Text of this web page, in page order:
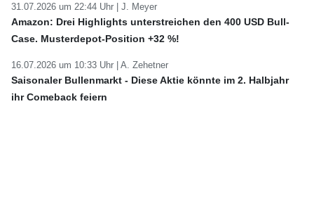
31.07.2026 um 22:44 Uhr | J. Meyer
Amazon: Drei Highlights unterstreichen den 400 USD Bull-
Case. Musterdepot-Position +32 %!
16.07.2026 um 10:33 Uhr | A. Zehetner
Saisonaler Bullenmarkt - Diese Aktie könnte im 2. Halbjahr
ihr Comeback feiern